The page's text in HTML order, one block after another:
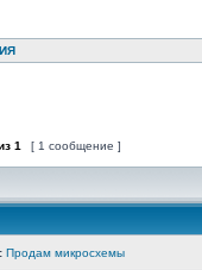
1 [ 1 сообщение ]
Продам микросхемы